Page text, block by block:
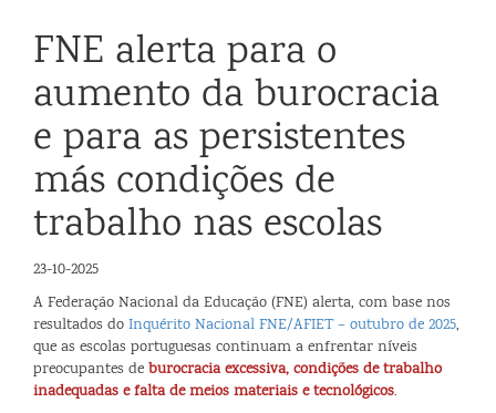
FNE alerta para o
aumento da burocracia
e para as persistentes
más condições de
trabalho nas escolas
23-10-2025
A Federação Nacional da Educação (FNE) alerta, com base nos
resultados do Inquérito Nacional FNE/AFIET – outubro de 2025,
que as escolas portuguesas continuam a enfrentar níveis
preocupantes de burocracia excessiva, condições de trabalho
inadequadas e falta de meios materiais e tecnológicos.